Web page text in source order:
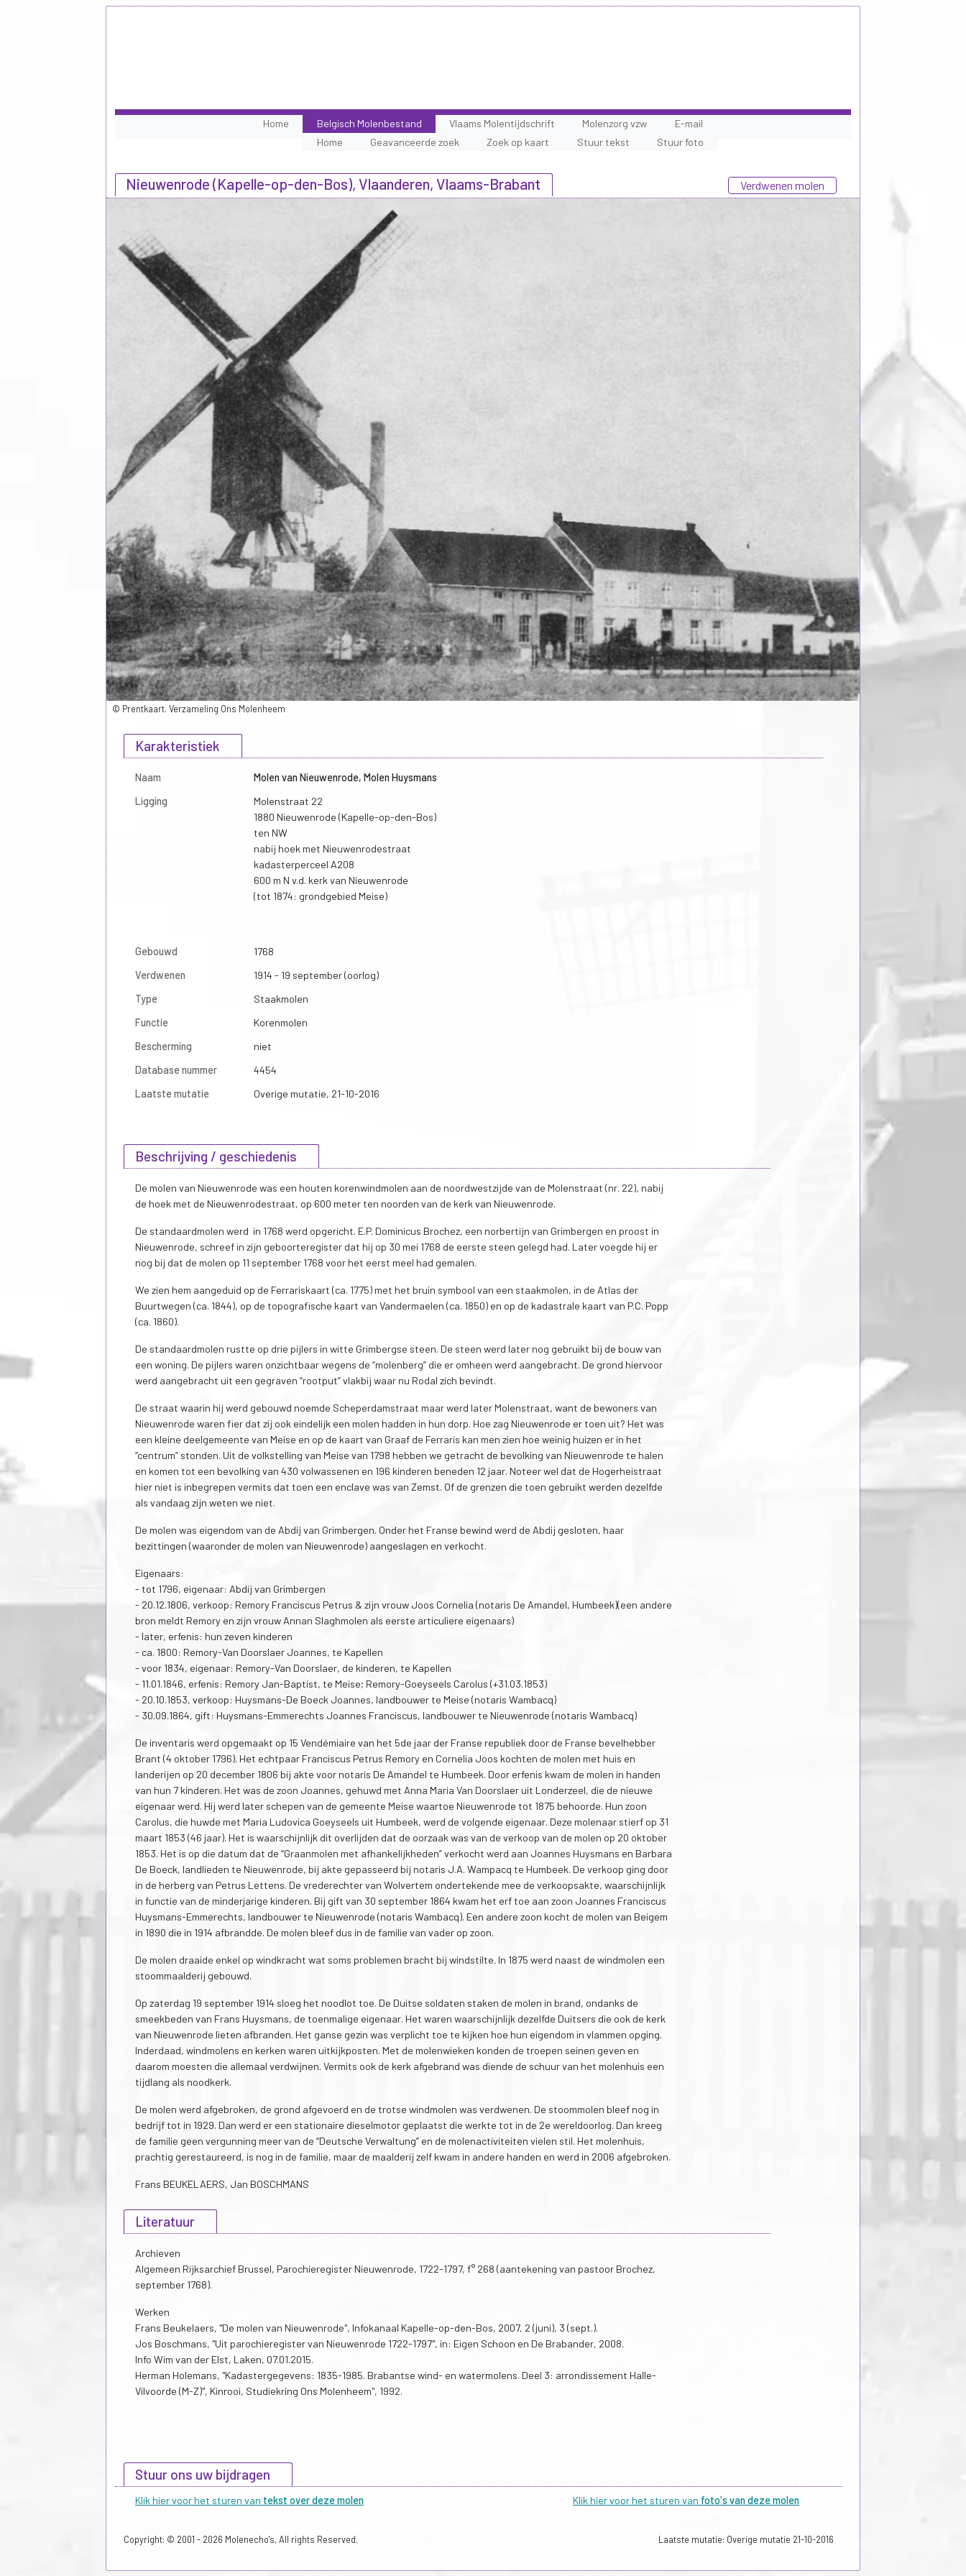
Home
Belgisch Molenbestand
Home
Geavanceerde zoek Zoek op kaart Stuur tekst Stuur foto
Vlaams Molentijdschrift Molenzorg vzw E-mail
Nieuwenrode (Kapelle-op-den-Bos), Vlaanderen, Vlaams-Brabant Verdwenen molen
Karakteristiek
Naam
Molen van Nieuwenrode, Molen Huysmans
Ligging
Molenstraat 22
1880 Nieuwenrode (Kapelle-op-den-Bos)
ten NW
nabij hoek met Nieuwenrodestraat
kadasterperceel A208
600 m N v.d. kerk van Nieuwenrode
(tot 1874: grondgebied Meise)
Gebouwd
1768
Verdwenen
1914 - 19 september (oorlog)
Type
Staakmolen
Functie
Korenmolen
Bescherming
niet
Database nummer
4454
Laatste mutatie
Overige mutatie, 21-10-2016
© Prentkaart. Verzameling Ons Molenheem
Beschrijving / geschiedenis
De molen van Nieuwenrode was een houten korenwindmolen aan de noordwestzijde van de Molenstraat (nr. 22), nabij
de hoek met de Nieuwenrodestraat, op 600 meter ten noorden van de kerk van Nieuwenrode.
De standaardmolen werd in 1768 werd opgericht. E.P. Dominicus Brochez, een norbertijn van Grimbergen en proost in
Nieuwenrode, schreef in zijn geboorteregister dat hij op 30 mei 1768 de eerste steen gelegd had. Later voegde hij er
nog bij dat de molen op 11 september 1768 voor het eerst meel had gemalen.
We zien hem aangeduid op de Ferrariskaart (ca. 1775) met het bruin symbool van een staakmolen, in de Atlas der
Buurtwegen (ca. 1844), op de topografische kaart van Vandermaelen (ca. 1850) en op de kadastrale kaart van P.C. Popp
(ca. 1860).
De standaardmolen rustte op drie pijlers in witte Grimbergse steen. De steen werd later nog gebruikt bij de bouw van
een woning. De pijlers waren onzichtbaar wegens de “molenberg” die er omheen werd aangebracht. De grond hiervoor
werd aangebracht uit een gegraven “rootput” vlakbij waar nu Rodal zich bevindt.
De straat waarin hij werd gebouwd noemde Scheperdamstraat maar werd later Molenstraat, want de bewoners van
Nieuwenrode waren fier dat zij ook eindelijk een molen hadden in hun dorp. Hoe zag Nieuwenrode er toen uit? Het was
een kleine deelgemeente van Meise en op de kaart van Graaf de Ferraris kan men zien hoe weinig huizen er in het
“centrum” stonden. Uit de volkstelling van Meise van 1798 hebben we getracht de bevolking van Nieuwenrode te halen
en komen tot een bevolking van 430 volwassenen en 196 kinderen beneden 12 jaar. Noteer wel dat de Hogerheistraat
hier niet is inbegrepen vermits dat toen een enclave was van Zemst. Of de grenzen die toen gebruikt werden dezelfde
als vandaag zijn weten we niet.
De molen was eigendom van de Abdij van Grimbergen. Onder het Franse bewind werd de Abdij gesloten, haar
bezittingen (waaronder de molen van Nieuwenrode) aangeslagen en verkocht.
Eigenaars:
- tot 1796, eigenaar: Abdij van Grimbergen
- 20.12.1806, verkoop: Remory Franciscus Petrus & zijn vrouw Joos Cornelia (notaris De Amandel, Humbeek)(een andere
bron meldt Remory en zijn vrouw Annan Slaghmolen als eerste articuliere eigenaars)
- later, erfenis: hun zeven kinderen
- ca. 1800: Remory-Van Doorslaer Joannes, te Kapellen
- voor 1834, eigenaar: Remory-Van Doorslaer, de kinderen, te Kapellen
- 11.01.1846, erfenis: Remory Jan-Baptist, te Meise; Remory-Goeyseels Carolus (+31.03.1853)
- 20.10.1853, verkoop: Huysmans-De Boeck Joannes, landbouwer te Meise (notaris Wambacq)
- 30.09.1864, gift: Huysmans-Emmerechts Joannes Franciscus, landbouwer te Nieuwenrode (notaris Wambacq)
De inventaris werd opgemaakt op 15 Vendémiaire van het 5de jaar der Franse republiek door de Franse bevelhebber
Brant (4 oktober 1796). Het echtpaar Franciscus Petrus Remory en Cornelia Joos kochten de molen met huis en
landerijen op 20 december 1806 bij akte voor notaris De Amandel te Humbeek. Door erfenis kwam de molen in handen
van hun 7 kinderen. Het was de zoon Joannes, gehuwd met Anna Maria Van Doorslaer uit Londerzeel, die de nieuwe
eigenaar werd. Hij werd later schepen van de gemeente Meise waartoe Nieuwenrode tot 1875 behoorde. Hun zoon
Carolus, die huwde met Maria Ludovica Goeyseels uit Humbeek, werd de volgende eigenaar. Deze molenaar stierf op 31
maart 1853 (46 jaar). Het is waarschijnlijk dit overlijden dat de oorzaak was van de verkoop van de molen op 20 oktober
1853. Het is op die datum dat de “Graanmolen met afhankelijkheden” verkocht werd aan Joannes Huysmans en Barbara
De Boeck, landlieden te Nieuwenrode, bij akte gepasseerd bij notaris J.A. Wampacq te Humbeek. De verkoop ging door
in de herberg van Petrus Lettens. De vrederechter van Wolvertem ondertekende mee de verkoopsakte, waarschijnlijk
in functie van de minderjarige kinderen. Bij gift van 30 september 1864 kwam het erf toe aan zoon Joannes Franciscus
Huysmans-Emmerechts, landbouwer te Nieuwenrode (notaris Wambacq). Een andere zoon kocht de molen van Beigem
in 1890 die in 1914 afbrandde. De molen bleef dus in de familie van vader op zoon.
De molen draaide enkel op windkracht wat soms problemen bracht bij windstilte. In 1875 werd naast de windmolen een
stoommaalderij gebouwd.
Op zaterdag 19 september 1914 sloeg het noodlot toe. De Duitse soldaten staken de molen in brand, ondanks de
smeekbeden van Frans Huysmans, de toenmalige eigenaar. Het waren waarschijnlijk dezelfde Duitsers die ook de kerk
van Nieuwenrode lieten afbranden. Het ganse gezin was verplicht toe te kijken hoe hun eigendom in vlammen opging.
Inderdaad, windmolens en kerken waren uitkijkposten. Met de molenwieken konden de troepen seinen geven en
daarom moesten die allemaal verdwijnen. Vermits ook de kerk afgebrand was diende de schuur van het molenhuis een
tijdlang als noodkerk.
De molen werd afgebroken, de grond afgevoerd en de trotse windmolen was verdwenen. De stoommolen bleef nog in
bedrijf tot in 1929. Dan werd er een stationaire dieselmotor geplaatst die werkte tot in de 2e wereldoorlog. Dan kreeg
de familie geen vergunning meer van de “Deutsche Verwaltung” en de molenactiviteiten vielen stil. Het molenhuis,
prachtig gerestaureerd, is nog in de familie, maar de maalderij zelf kwam in andere handen en werd in 2006 afgebroken.
Frans BEUKELAERS, Jan BOSCHMANS
Literatuur
Archieven
Algemeen Rijksarchief Brussel, Parochieregister Nieuwenrode, 1722-1797, f° 268 (aantekening van pastoor Brochez,
september 1768).
Werken
Frans Beukelaers, "De molen van Nieuwenrode", Infokanaal Kapelle-op-den-Bos, 2007, 2 (juni), 3 (sept.).
Jos Boschmans, "Uit parochieregister van Nieuwenrode 1722-1797", in: Eigen Schoon en De Brabander, 2008.
Info Wim van der Elst, Laken, 07.01.2015.
Herman Holemans, "Kadastergegevens: 1835-1985. Brabantse wind- en watermolens. Deel 3: arrondissement Halle-
Vilvoorde (M-Z)", Kinrooi, Studiekring Ons Molenheem", 1992.
Stuur ons uw bijdragen
Klik hier voor het sturen van tekst over deze molen Klik hier voor het sturen van foto's van deze molen
Copyright: © 2001 - 2026 Molenecho's, All rights Reserved. Laatste mutatie: Overige mutatie 21-10-2016